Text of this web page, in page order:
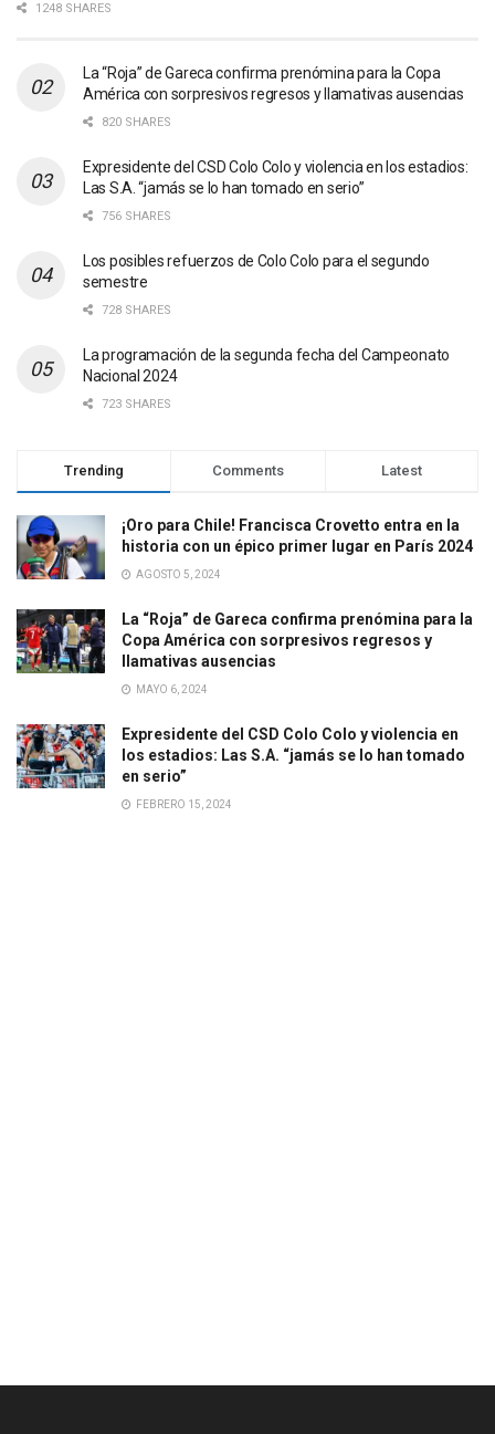
1248 SHARES
La “Roja” de Gareca confirma prenómina para la Copa
América con sorpresivos regresos y llamativas ausencias
820 SHARES
Expresidente del CSD Colo Colo y violencia en los estadios:
Las S.A. “jamás se lo han tomado en serio”
756 SHARES
Los posibles refuerzos de Colo Colo para el segundo
semestre
728 SHARES
La programación de la segunda fecha del Campeonato
Nacional 2024
723 SHARES
Trending Comments Latest
¡Oro para Chile! Francisca Crovetto entra en la
historia con un épico primer lugar en París 2024
AGOSTO 5, 2024
La “Roja” de Gareca confirma prenómina para la
Copa América con sorpresivos regresos y
llamativas ausencias
MAYO 6, 2024
Expresidente del CSD Colo Colo y violencia en
los estadios: Las S.A. “jamás se lo han tomado
en serio”
FEBRERO 15, 2024